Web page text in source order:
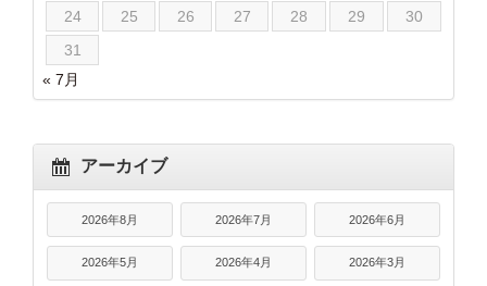
24
25 26 27 28 29
30
31
« 7月
アーカイブ
2026年8月 2026年7月 2026年6月
2026年5月 2026年4月 2026年3月